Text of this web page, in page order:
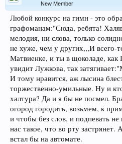
New Member
Любой конкурс на гимн - это
графоманам:"Сюда, ребята!
мелодия, ни слова, только
не хуже, чем у других,,,И всего-
Матвиенке, и ты в щоколаде, как
увидит Лужкова, так
И тому нравится, аж лысина
торжественно-умильные. Ну и
халтура? Да и я бы не посмел.
огород городить, возьмем, к
и чтобы без слов, и подпевать
нас такое, что во рту
встал бы на автомате.